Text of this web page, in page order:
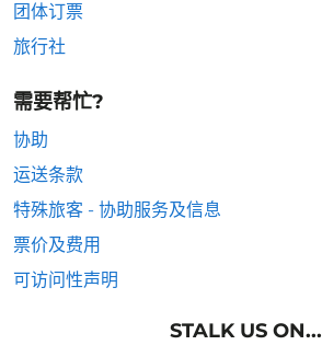
团体订票
旅行社
需要帮忙?
协助
运送条款
特殊旅客 - 协助服务及信息
票价及费用
可访问性声明
STALK US ON...